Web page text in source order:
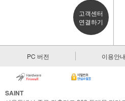
고객센터
연결하기
PC 버전 이용안내
SAINT